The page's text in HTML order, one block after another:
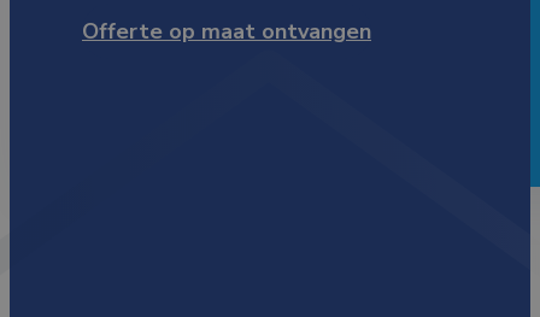
Offerte op maat ontvangen